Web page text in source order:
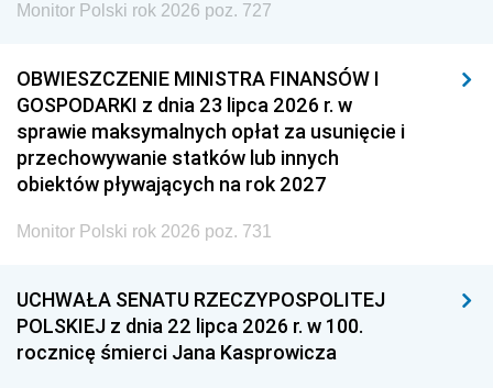
Monitor Polski rok 2026 poz. 727
OBWIESZCZENIE MINISTRA FINANSÓW I
GOSPODARKI z dnia 23 lipca 2026 r. w
sprawie maksymalnych opłat za usunięcie i
przechowywanie statków lub innych
obiektów pływających na rok 2027
Monitor Polski rok 2026 poz. 731
UCHWAŁA SENATU RZECZYPOSPOLITEJ
POLSKIEJ z dnia 22 lipca 2026 r. w 100.
rocznicę śmierci Jana Kasprowicza